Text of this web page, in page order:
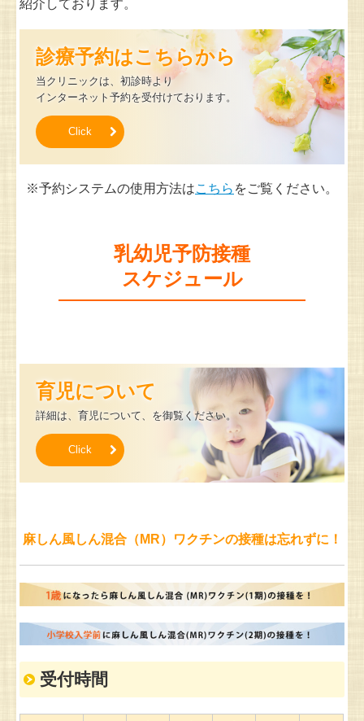
紹介しております。
診療予約はこちらから
当クリニックは、初診時より
インターネット予約を受付けております。
Click
※予約システムの使用方法はこちら をご覧ください。
乳幼児予防接種
スケジュール
育児について
詳細は、育児について、を御覧ください。
Click
麻しん風しん混合（MR）ワクチンの接種は忘れずに！
受付時間